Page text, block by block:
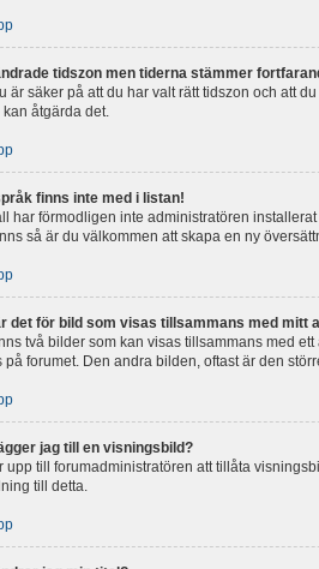
tidszon men tiderna stämmer
är säker på att du har valt rätt tidszon och att
kan åtgärda det.
finns inte med i listan!
har förmodligen inte administratören
så är du välkommen att skapa en ny
det för bild som visas tillsammans med mitt
två bilder som kan visas tillsammans med
på forumet. Den andra bilden, oftast är den
jag till en visningsbild?
upp till forumadministratören att tillåta
till detta.